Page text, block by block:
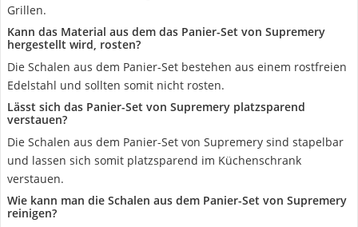
Grillen.
Kann das Material aus dem das Panier-Set von Supremery
hergestellt wird, rosten?
Die Schalen aus dem Panier-Set bestehen aus einem rostfreien
Edelstahl und sollten somit nicht rosten.
Lässt sich das Panier-Set von Supremery platzsparend
verstauen?
Die Schalen aus dem Panier-Set von Supremery sind stapelbar
und lassen sich somit platzsparend im Küchenschrank
verstauen.
Wie kann man die Schalen aus dem Panier-Set von Supremery
reinigen?